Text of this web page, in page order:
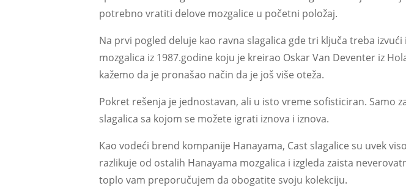
potrebno vratiti delove mozgalice u početni položaj.
Na prvi pogled deluje kao ravna slagalica gde tri ključa treba
mozgalica iz 1987.godine koju je kreirao Oskar Van Deventer iz
kažemo da je pronašao način da je još više oteža.
Pokret rešenja je jednostavan, ali u isto vreme sofisticiran. Samo
slagalica sa kojom se možete igrati iznova i iznova.
Kao vodeći brend kompanije Hanayama, Cast slagalice su uvek
razlikuje od ostalih Hanayama mozgalica i izgleda zaista
toplo vam preporučujem da obogatite svoju kolekciju.